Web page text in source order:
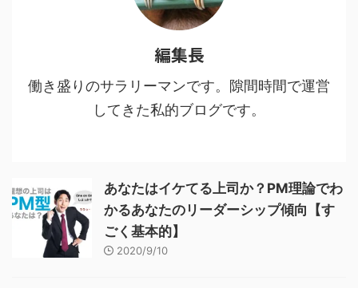
編集長
働き盛りのサラリーマンです。隙間時間で運営
してきた私的ブログです。
あなたはイケてる上司か？PM理論でわ
かるあなたのリーダーシップ傾向【す
ごく基本的】
2020/9/10